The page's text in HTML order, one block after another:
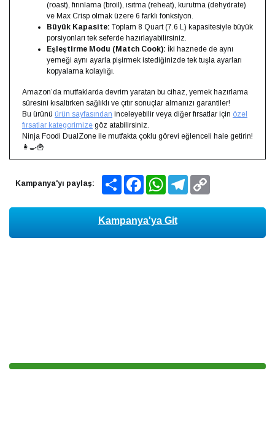
(roast), fırınlama (broil), ısıtma (reheat), kurutma (dehydrate)
ve Max Crisp olmak üzere 6 farklı fonksiyon.
Büyük Kapasite: Toplam 8 Quart (7.6 L) kapasitesiyle büyük
porsiyonları tek seferde hazırlayabilirsiniz.
Eşleştirme Modu (Match Cook): İki haznede de aynı
yemeği aynı ayarla pişirmek istediğinizde tek tuşla ayarları
kopyalama kolaylığı.
Amazon’da mutfaklarda devrim yaratan bu cihaz, yemek hazırlama
süresini kısaltırken sağlıklı ve çıtır sonuçlar almanızı garantiler!
Bu ürünü ürün sayfasından inceleyebilir veya diğer fırsatlar için özel
fırsatlar kategorimize göz atabilirsiniz.
Ninja Foodi DualZone ile mutfakta çoklu görevi eğlenceli hale getirin!
👩‍🍳🍟
Kampanya'yı paylaş: Share FacebookWhatsAppTelegram
Kampanya'ya Git